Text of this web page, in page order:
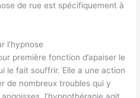
de rue est spécifiquement à
l’hypnose
première fonction d’apaiser le
le fait souffrir. Elle a une action
de nombreux troubles qui y